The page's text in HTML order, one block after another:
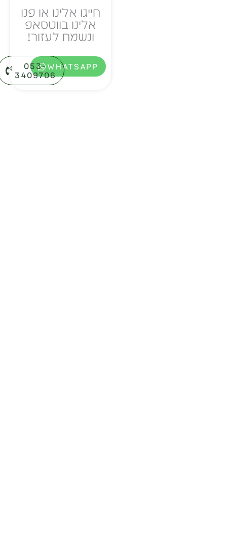
אמיתי
עבודת
יד
חייגו אלינו או פנו
אלינו בווטסאפ
ונשמח לעזור!
WHATSAPP
053-
3409706⁩